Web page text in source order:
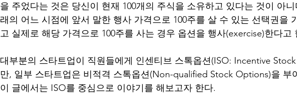
을 주었다는 것은 당신이 현재 100개의 주식을 소유하고 있다는 것이 아
래의 어느 시점에 앞서 말한 행사 가격으로 100주를 살 수 있는 선택권을
고 실제로 해당 가격으로 100주를 사는 경우 옵션을 행사(exercise)한다고
대부분의 스타트업이 직원들에게 인센티브 스톡옵션(ISO: Incentive
만, 일부 스타트업은 비적격 스톡옵션(Non-qualified Stock Options)을 부
이 글에서는 ISO를 중심으로 이야기를 해보고자 한다.